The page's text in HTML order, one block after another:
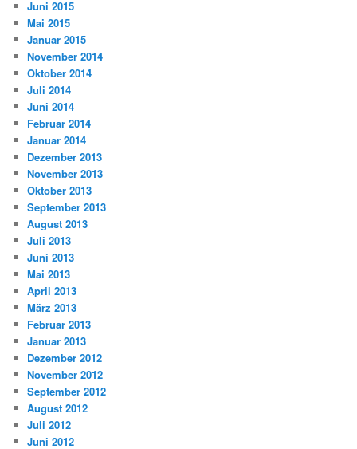
Juni 2015
Mai 2015
Januar 2015
November 2014
Oktober 2014
Juli 2014
Juni 2014
Februar 2014
Januar 2014
Dezember 2013
November 2013
Oktober 2013
September 2013
August 2013
Juli 2013
Juni 2013
Mai 2013
April 2013
März 2013
Februar 2013
Januar 2013
Dezember 2012
November 2012
September 2012
August 2012
Juli 2012
Juni 2012